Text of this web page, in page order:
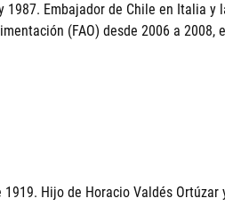
1987. Embajador de Chile en Italia y
(FAO) desde 2006 a 2008,
Hijo de Horacio Valdés Ortúzar